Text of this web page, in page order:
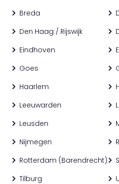
Breda
Den Haag / Rijswijk
Eindhoven
Goes
Haarlem
Leeuwarden
Leusden
Nijmegen
Rotterdam (Barendrecht)
Tilburg